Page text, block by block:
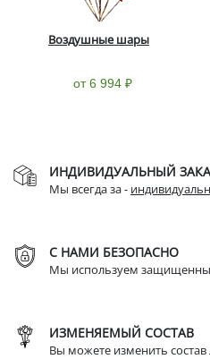
Воздушные шары
от 6 994 ₽
ИНДИВИДУАЛЬНЫЙ
Мы всегда за -
С НАМИ БЕЗОПАСНО
Мы используем
ИЗМЕНЯЕМЫЙ СОСТАВ
Вы можете изменить